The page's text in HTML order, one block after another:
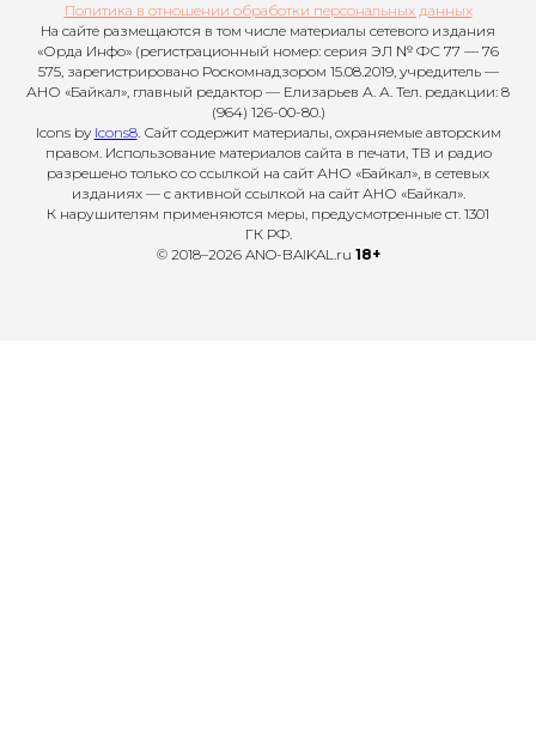
Политика в отношении обработки персональных данных
На сайте размещаются в том числе материалы сетевого издания
«Орда Инфо» (регистрационный номер: серия ЭЛ № ФС 77 — 76
575, зарегистрировано Роскомнадзором 15.08.2019, учредитель —
АНО «Байкал», главный редактор — Елизарьев А. А. Тел. редакции: 8
(964) 126-00-80.)
Icons by Icons8. Сайт содержит материалы, охраняемые авторским
правом. Использование материалов сайта в печати, ТВ и радио
разрешено только со ссылкой на сайт АНО «Байкал», в сетевых
изданиях — с активной ссылкой на сайт АНО «Байкал».
К нарушителям применяются меры, предусмотренные ст. 1301
ГК РФ.
© 2018–2026 ANO-BAIKAL.ru 18+